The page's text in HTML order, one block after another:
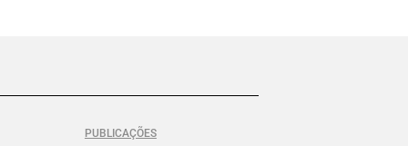
PUBLICAÇÕES